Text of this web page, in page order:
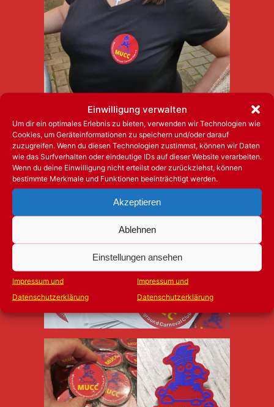
Einwilligung verwalten
Um dir ein optimales Erlebnis zu bieten, verwenden wir Technologien wie
Cookies, um Geräteinformationen zu speichern und/oder darauf
zuzugreifen. Wenn du diesen Technologien zustimmst, können wir Daten
wie das Surfverhalten oder eindeutige IDs auf dieser Website verarbeiten.
Wenn du deine Einwilligung nicht erteilst oder zurückziehst, können
bestimmte Merkmale und Funktionen beeinträchtigt werden.
Akzeptieren
Ablehnen
Einstellungen ansehen
Impressum und
Datenschutzerklärung
Impressum und
Datenschutzerklärung